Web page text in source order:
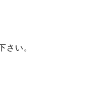
さい。